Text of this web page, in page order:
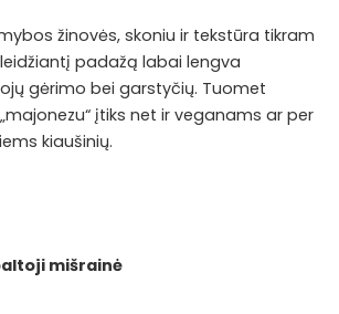
žinovės, skoniu ir tekstūra tikram
padažą labai lengva
gėrimo bei garstyčių. Tuomet
įtiks net ir veganams ar per
kiaušinių.
mišrainė